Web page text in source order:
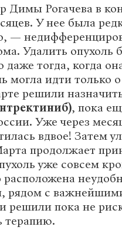
Димы Рогачева в
У нее была
—
Удалить опухоль
тогда, когда
могла идти только
решили
, пока
Уже через
вдвое! Затем
продолжает
уже совсем
рядом с
решили пока не
терапию.